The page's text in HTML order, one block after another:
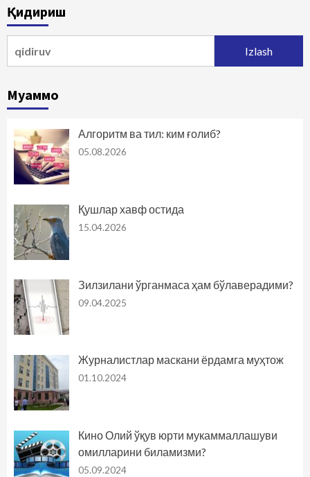
Қидириш
Муаммо
Алгоритм ва тил: ким ғолиб?
05.08.2026
Қушлар хавф остида
15.04.2026
Зилзилани ўрганмаса ҳам бўлаверадими?
09.04.2025
Журналистлар маскани ёрдамга муҳтож
01.10.2024
Кино Олий ўқув юрти мукаммаллашуви
омилларини биламизми?
05.09.2024